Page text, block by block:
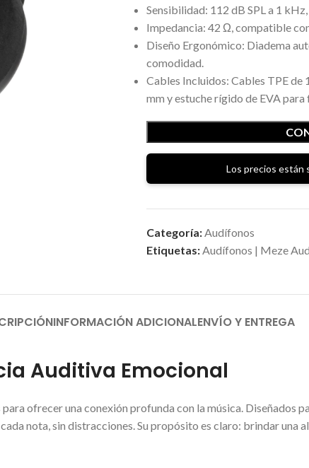
Sensibilidad: 112 dB SPL a 1
Impedancia: 42 Ω, compatible
Diseño Ergonómico: Diadema
comodidad.
Cables Incluidos: Cables TPE de
mm y estuche rígido de EVA
Los precios están
Categoría:Audífonos
Etiquetas:Audífonos | Meze
INFORMACIÓN ADICIONALENVÍO Y ENTREGA
Auditiva Emocional
ofrecer una conexión profunda con la música. Diseñados
nota, sin distracciones. Su propósito es claro: brindar una